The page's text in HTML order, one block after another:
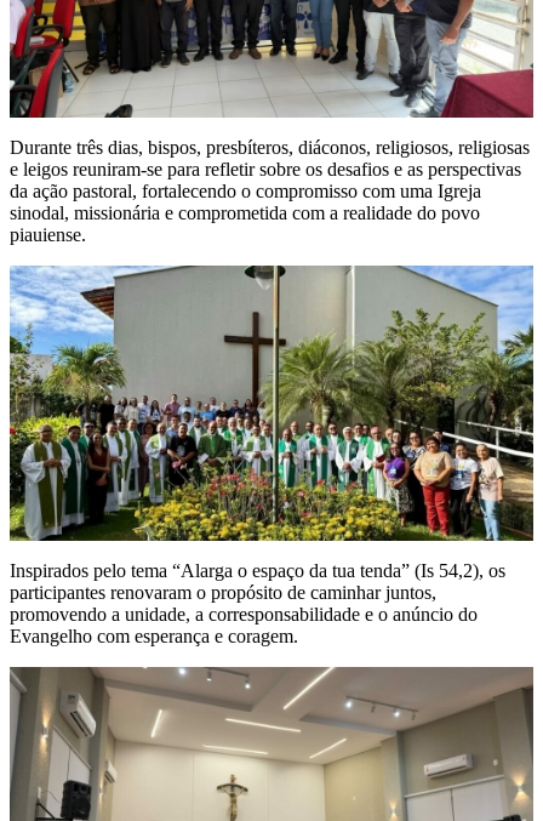
Durante três dias, bispos, presbíteros, diáconos, religiosos, religiosas
e leigos reuniram-se para refletir sobre os desafios e as perspectivas
da ação pastoral, fortalecendo o compromisso com uma Igreja
sinodal, missionária e comprometida com a realidade do povo
piauiense.
Inspirados pelo tema “Alarga o espaço da tua tenda” (Is 54,2), os
participantes renovaram o propósito de caminhar juntos,
promovendo a unidade, a corresponsabilidade e o anúncio do
Evangelho com esperança e coragem.